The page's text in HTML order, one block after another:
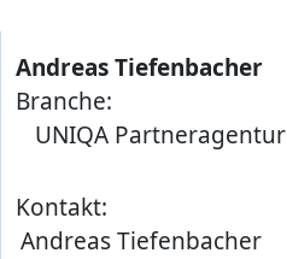
Andreas Tiefenbacher
Branche:
UNIQA Partneragentur
Kontakt:
Andreas Tiefenbacher